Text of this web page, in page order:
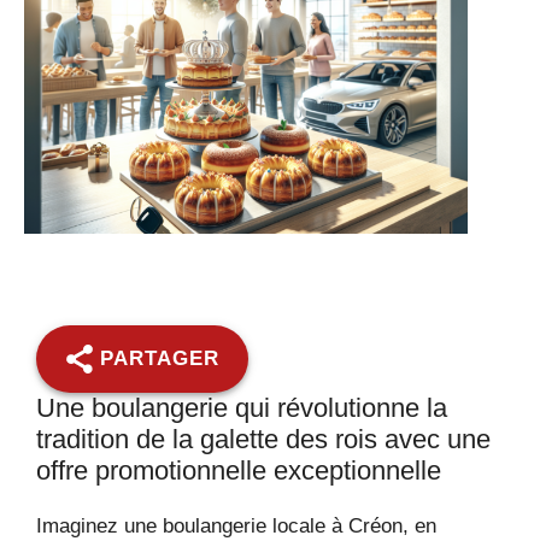
PARTAGER
Une boulangerie qui révolutionne la
tradition de la galette des rois avec une
offre promotionnelle exceptionnelle
Imaginez une boulangerie locale à Créon, en